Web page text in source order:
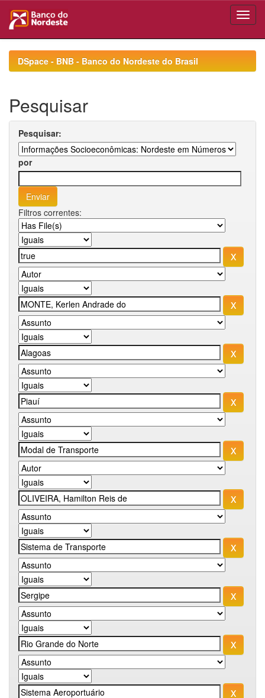
navigationDSpace - BNB - Banco do Nordeste do Brasil
Pesquisar
Pesquisar:
por
Filtros correntes: